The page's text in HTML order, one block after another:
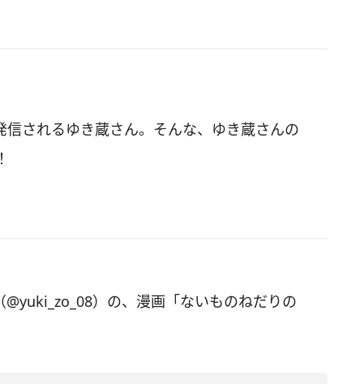
されるゆき蔵さん。そんな、ゆき蔵さんの
）の、漫画「ないものねだりの